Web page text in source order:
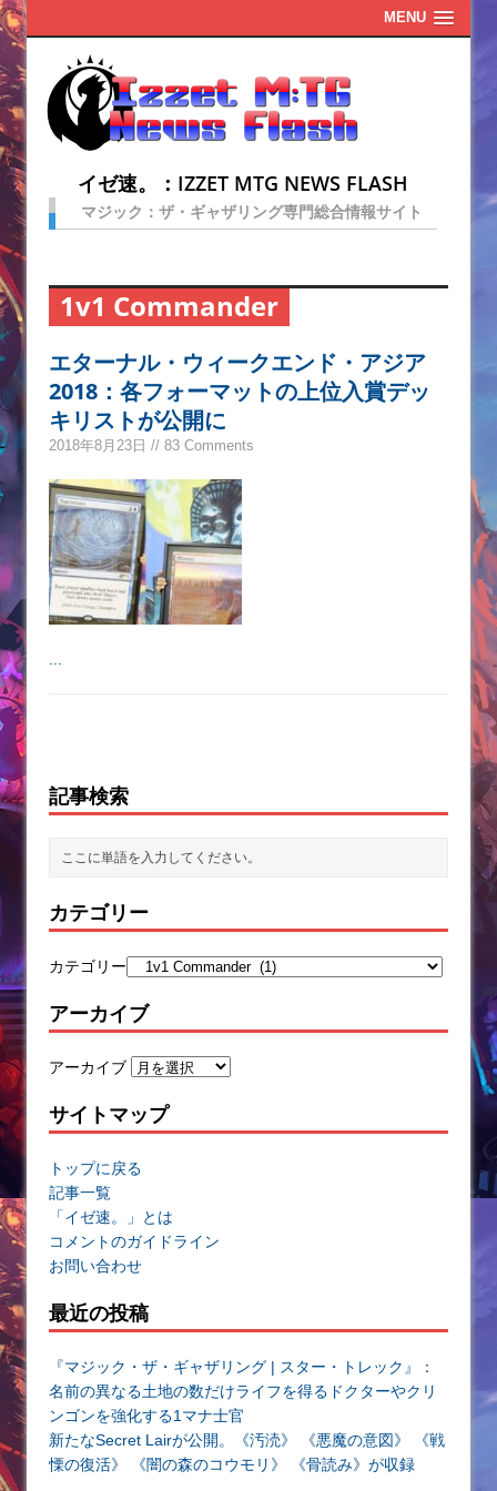
MENU
イゼ速。：IZZET MTG NEWS FLASH
マジック：ザ・ギャザリング専門総合情報サイト
1v1 Commander
エターナル・ウィークエンド・アジア
2018：各フォーマットの上位入賞デッ
キリストが公開に
2018年8月23日 // 83 Comments
記事検索
カテゴリー
カテゴリー
アーカイブ
アーカイブ
サイトマップ
トップに戻る
記事一覧
「イゼ速。」とは
コメントのガイドライン
お問い合わせ
最近の投稿
『マジック・ザ・ギャザリング | スター・トレック』：
名前の異なる土地の数だけライフを得るドクターやクリ
ンゴンを強化する1マナ士官
新たなSecret Lairが公開。《汚涜》 《悪魔の意図》 《戦
慄の復活》 《闇の森のコウモリ》 《骨読み》が収録